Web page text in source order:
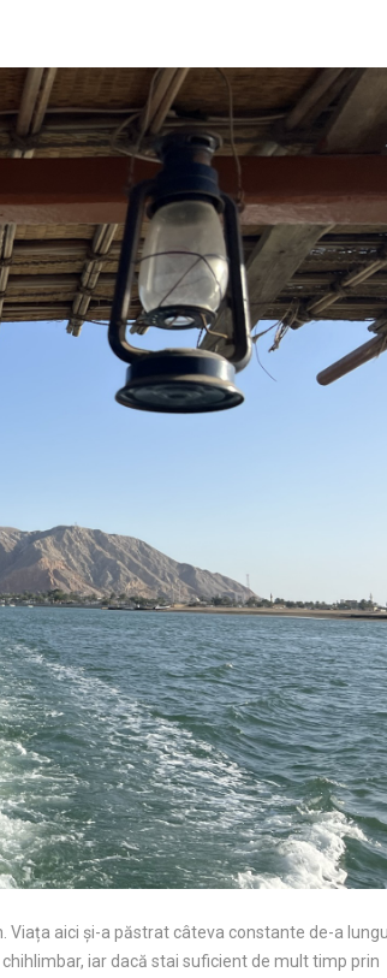
Viața aici și-a păstrat câteva constante de-a
iar dacă stai suficient de mult timp prin